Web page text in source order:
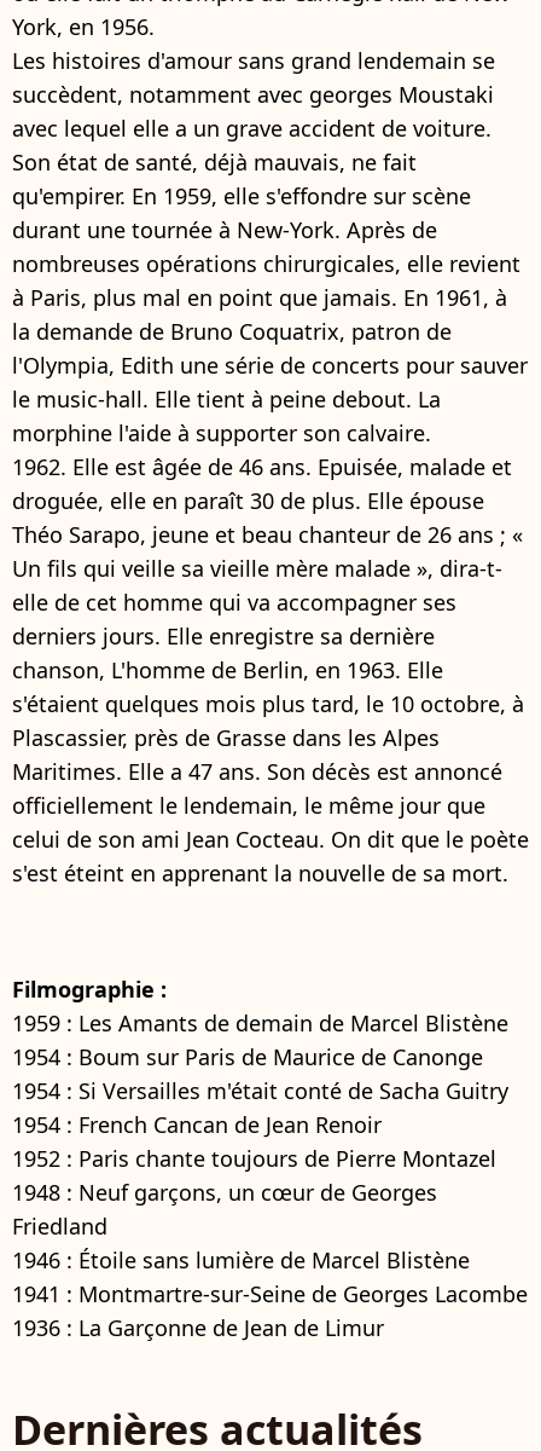
York, en 1956.
Les histoires d'amour sans grand lendemain se
succèdent, notamment avec georges Moustaki
avec lequel elle a un grave accident de voiture.
Son état de santé, déjà mauvais, ne fait
qu'empirer. En 1959, elle s'effondre sur scène
durant une tournée à New-York. Après de
nombreuses opérations chirurgicales, elle revient
à Paris, plus mal en point que jamais. En 1961, à
la demande de Bruno Coquatrix, patron de
l'Olympia, Edith une série de concerts pour sauver
le music-hall. Elle tient à peine debout. La
morphine l'aide à supporter son calvaire.
1962. Elle est âgée de 46 ans. Epuisée, malade et
droguée, elle en paraît 30 de plus. Elle épouse
Théo Sarapo, jeune et beau chanteur de 26 ans ; «
Un fils qui veille sa vieille mère malade », dira-t-
elle de cet homme qui va accompagner ses
derniers jours. Elle enregistre sa dernière
chanson, L'homme de Berlin, en 1963. Elle
s'étaient quelques mois plus tard, le 10 octobre, à
Plascassier, près de Grasse dans les Alpes
Maritimes. Elle a 47 ans. Son décès est annoncé
officiellement le lendemain, le même jour que
celui de son ami Jean Cocteau. On dit que le poète
s'est éteint en apprenant la nouvelle de sa mort.
Filmographie :
1959 : Les Amants de demain de Marcel Blistène
1954 : Boum sur Paris de Maurice de Canonge
1954 : Si Versailles m'était conté de Sacha Guitry
1954 : French Cancan de Jean Renoir
1952 : Paris chante toujours de Pierre Montazel
1948 : Neuf garçons, un cœur de Georges
Friedland
1946 : Étoile sans lumière de Marcel Blistène
1941 : Montmartre-sur-Seine de Georges Lacombe
1936 : La Garçonne de Jean de Limur
Dernières actualités